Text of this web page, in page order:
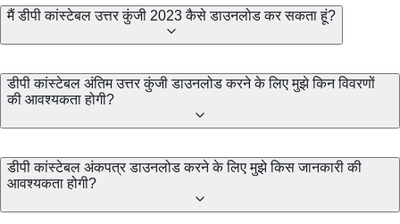
मैं डीपी कांस्टेबल उत्तर कुंजी 2023 कैसे डाउनलोड कर सकता हूं?
डीपी कांस्टेबल अंतिम उत्तर कुंजी डाउनलोड करने के लिए मुझे किन विवरणों
की आवश्यकता होगी?
डीपी कांस्टेबल अंकपत्र डाउनलोड करने के लिए मुझे किस जानकारी की
आवश्यकता होगी?